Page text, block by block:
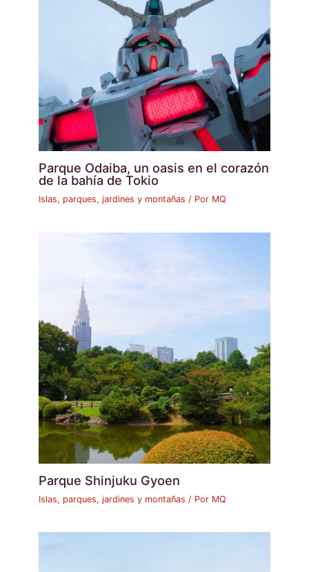
Parque Odaiba, un oasis en el corazón
de la bahía de Tokio
Islas, parques, jardines y montañas / Por MQ
Parque Shinjuku Gyoen
Islas, parques, jardines y montañas / Por MQ